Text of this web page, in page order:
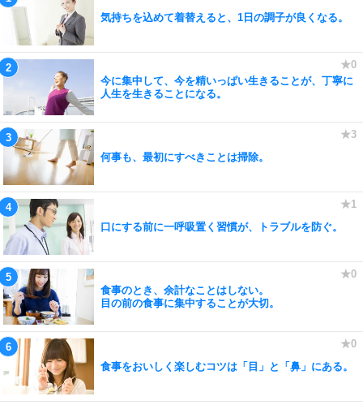
気持ちを込めて着替えると、1日の調子が良くなる。
今に集中して、今を精いっぱい生きることが、丁寧に
人生を生きることになる。
何事も、最初にすべきことは掃除。
口にする前に一呼吸置く習慣が、トラブルを防ぐ。
食事のとき、余計なことはしない。
目の前の食事に集中することが大切。
食事をおいしく楽しむコツは「目」と「鼻」にある。